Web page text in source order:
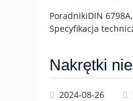
PoradnikiDIN 6798A,
Specyfikacja
Nakrętki
2024-08-26